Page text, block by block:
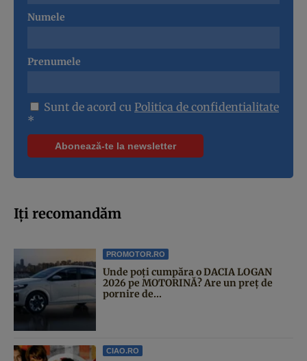
Numele
Prenumele
Sunt de acord cu Politica de confidentialitate
*
Iți recomandăm
PROMOTOR.RO
Unde poți cumpăra o DACIA LOGAN
2026 pe MOTORINĂ? Are un preț de
pornire de...
CIAO.RO